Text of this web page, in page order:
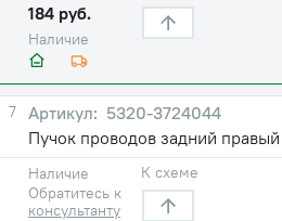
Наличие
184 руб.
7
5320-3724044
Пучок проводов задний правый
Наличие
Обратитесь к
консультанту
К схеме